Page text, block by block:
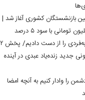
بازنشستگان کشوری آغاز شد |
هنرمند منحصر‌به‌فردی را از دست دادیم/ پخش ۲
جدید زنده‌یاد عبدی در آینده
را وادار کنیم به آنچه امضا